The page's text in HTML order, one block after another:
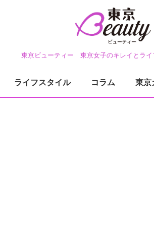
東京ビューティー 東京女子のキレイとライ
ライフスタイル コラム 東京